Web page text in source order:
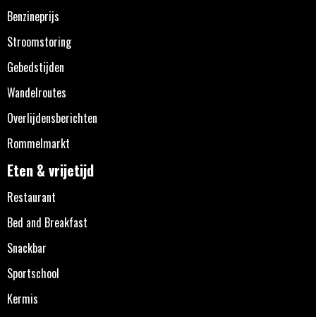
Benzineprijs
Stroomstoring
Gebedstijden
Wandelroutes
Overlijdensberichten
Rommelmarkt
Eten & vrijetijd
Restaurant
Bed and Breakfast
Snackbar
Sportschool
Kermis